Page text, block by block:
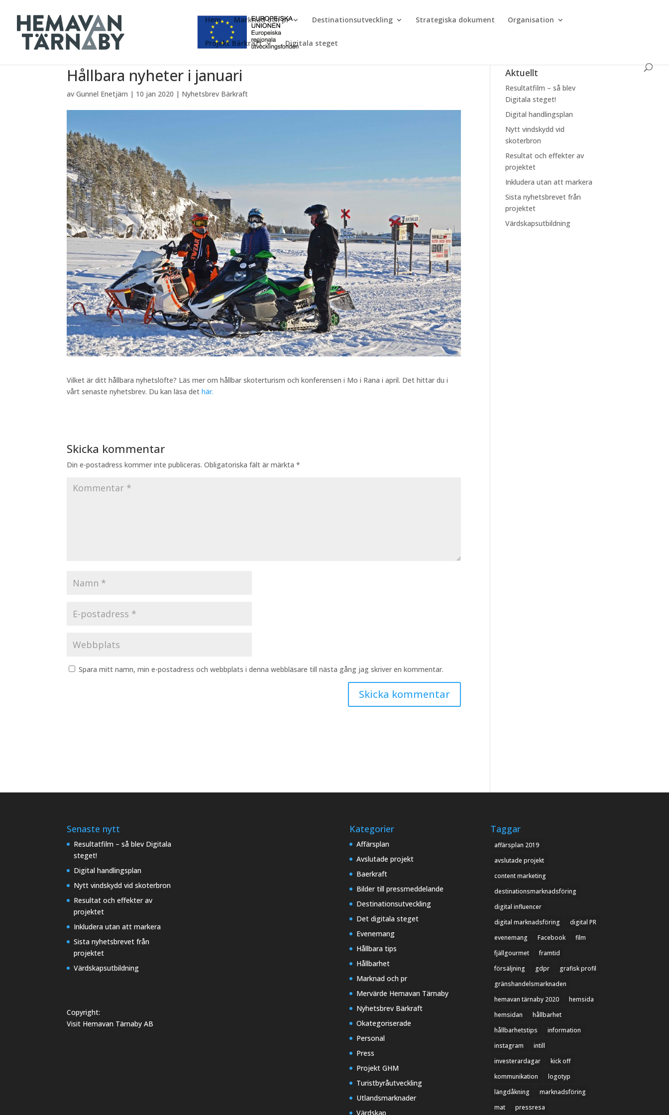
Hem Marknad och pr Destinationsutveckling Strategiska dokument Organisation
Projekt Bärkraft Digitala steget
Hållbara nyheter i januari
avGunnel Enetjärn | 10 jan 2020 | Nyhetsbrev Bärkraft
Vilket är ditt hållbara nyhetslöfte? Läs mer om hållbar skoterturism och konferensen i Mo i Rana i april. Det hittar du i
vårt senaste nyhetsbrev. Du kan läsa dethär.
Skicka kommentar
Din e-postadress kommer inte publiceras. Obligatoriska fält är märkta*
Spara mitt namn, min e-postadress och webbplats i denna webbläsare till nästa gång jag skriver en kommentar.
Aktuellt
Resultatfilm – så blev
Digitala steget!
Digital handlingsplan
Nytt vindskydd vid
skoterbron
Resultat och effekter av
projektet
Inkludera utan att markera
Sista nyhetsbrevet från
projektet
Värdskapsutbildning
Senaste nytt
Resultatfilm – så blev Digitala
steget!
Digital handlingsplan
Nytt vindskydd vid skoterbron
Resultat och effekter av
projektet
Inkludera utan att markera
Sista nyhetsbrevet från
projektet
Värdskapsutbildning
Copyright:
Visit Hemavan Tärnaby AB
Kategorier
Affärsplan
Avslutade projekt
Baerkraft
Bilder till pressmeddelande
Destinationsutveckling
Det digitala steget
Evenemang
Hållbara tips
Hållbarhet
Marknad och pr
Mervärde Hemavan Tärnaby
Nyhetsbrev Bärkraft
Okategoriserade
Personal
Press
Projekt GHM
Turistbyråutveckling
Utlandsmarknader
Värdskap
Taggar
affärsplan 2019
avslutade projekt
content marketing
destinationsmarknadsföring
digital influencer
digital marknadsföring
digital PR
evenemang
Facebook
film
fjällgourmet
framtid
försäljning
gdpr
grafisk profil
gränshandelsmarknaden
hemavan tärnaby 2020
hemsida
hemsidan
hållbarhet
hållbarhetstips
information
instagram
intill
investerardagar
kick off
kommunikation
logotyp
längdåkning
marknadsföring
mat
pressresa